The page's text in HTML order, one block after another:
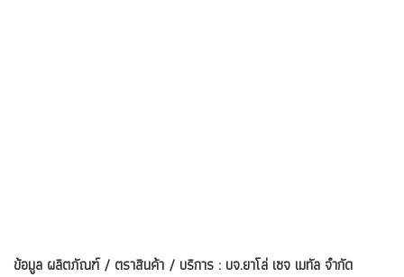
ข้อมูล ผลิตภัณฑ์ / ตราสินค้า / บริการ : บจ.ยาโล่ เซจ เมทัล จำกัด